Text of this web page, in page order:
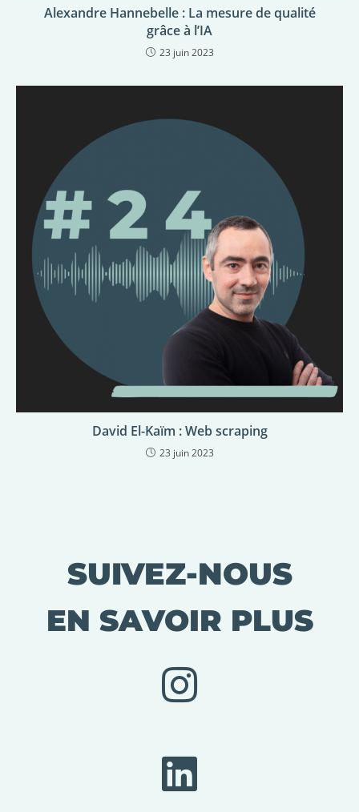
Alexandre Hannebelle : La mesure de qualité
grâce à l’IA
23 juin 2023
David El-Kaïm : Web scraping
23 juin 2023
SUIVEZ-NOUS
EN SAVOIR PLUS